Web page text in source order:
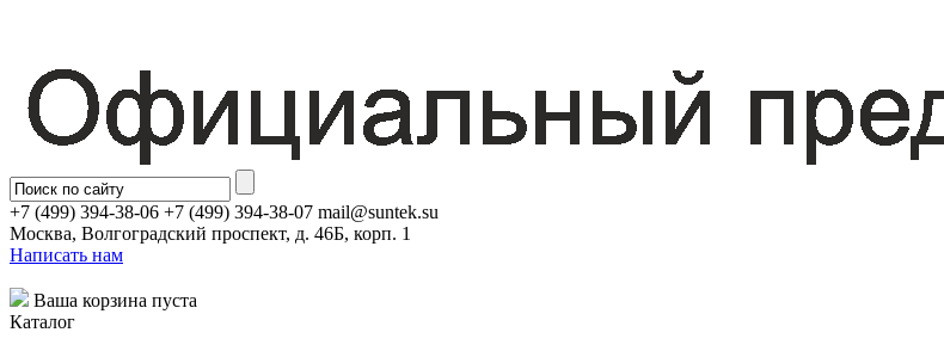
+7 (499) 394-38-06 +7 (499) 394-38-07 mail@suntek.su
Москва, Волгоградский проспект, д. 46Б, корп. 1
Написать нам
Ваша корзина пуста
Каталог